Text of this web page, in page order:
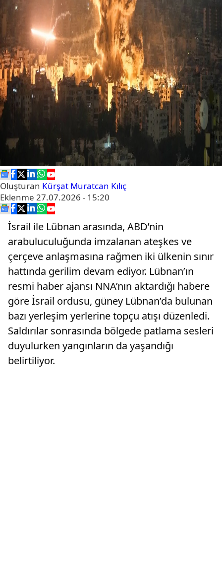
Oluşturan Kürşat Muratcan Kılıç
Eklenme 27.07.2026 - 15:20
İsrail ile Lübnan arasında, ABD’nin
arabuluculuğunda imzalanan ateşkes ve
çerçeve anlaşmasına rağmen iki ülkenin sınır
hattında gerilim devam ediyor. Lübnan’ın
resmi haber ajansı NNA’nın aktardığı habere
göre İsrail ordusu, güney Lübnan’da bulunan
bazı yerleşim yerlerine topçu atışı düzenledi.
Saldırılar sonrasında bölgede patlama sesleri
duyulurken yangınların da yaşandığı
belirtiliyor.